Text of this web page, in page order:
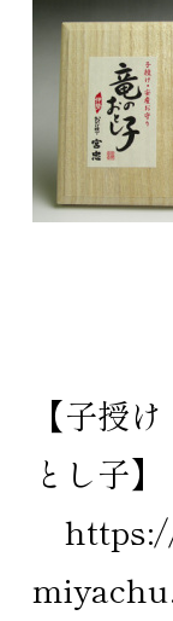
【子授
とし子】